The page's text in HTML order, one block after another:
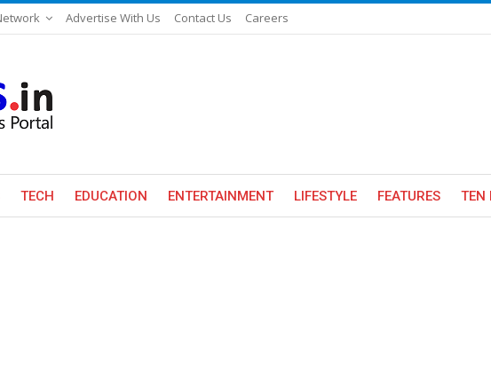
Advertise With Us Contact Us Careers
TECH EDUCATION ENTERTAINMENT LIFESTYLE FEATURES TEN